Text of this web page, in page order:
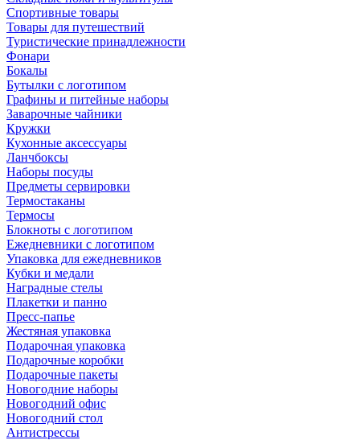
Спортивные товары
Товары для путешествий
Туристические принадлежности
Фонари
Бокалы
Бутылки с логотипом
Графины и питейные наборы
Заварочные чайники
Кружки
Кухонные аксессуары
Ланчбоксы
Наборы посуды
Предметы сервировки
Термостаканы
Термосы
Блокноты с логотипом
Ежедневники с логотипом
Упаковка для ежедневников
Кубки и медали
Наградные стелы
Плакетки и панно
Пресс-папье
Жестяная упаковка
Подарочная упаковка
Подарочные коробки
Подарочные пакеты
Новогодние наборы
Новогодний офис
Новогодний стол
Антистрессы